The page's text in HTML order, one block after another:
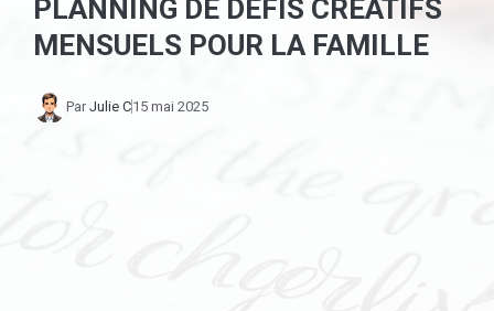
PLANNING DE DÉFIS CRÉATIFS
MENSUELS POUR LA FAMILLE
ParJulie C15 mai 2025